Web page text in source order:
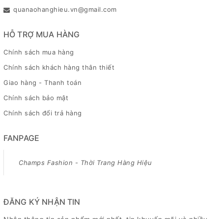
quanaohanghieu.vn@gmail.com
HỖ TRỢ MUA HÀNG
Chính sách mua hàng
Chính sách khách hàng thân thiết
Giao hàng - Thanh toán
Chính sách bảo mật
Chính sách đổi trả hàng
FANPAGE
Champs Fashion - Thời Trang Hàng Hiệu
ĐĂNG KÝ NHẬN TIN